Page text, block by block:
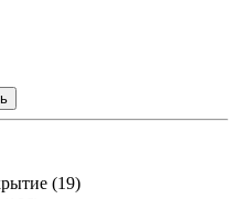
(19)